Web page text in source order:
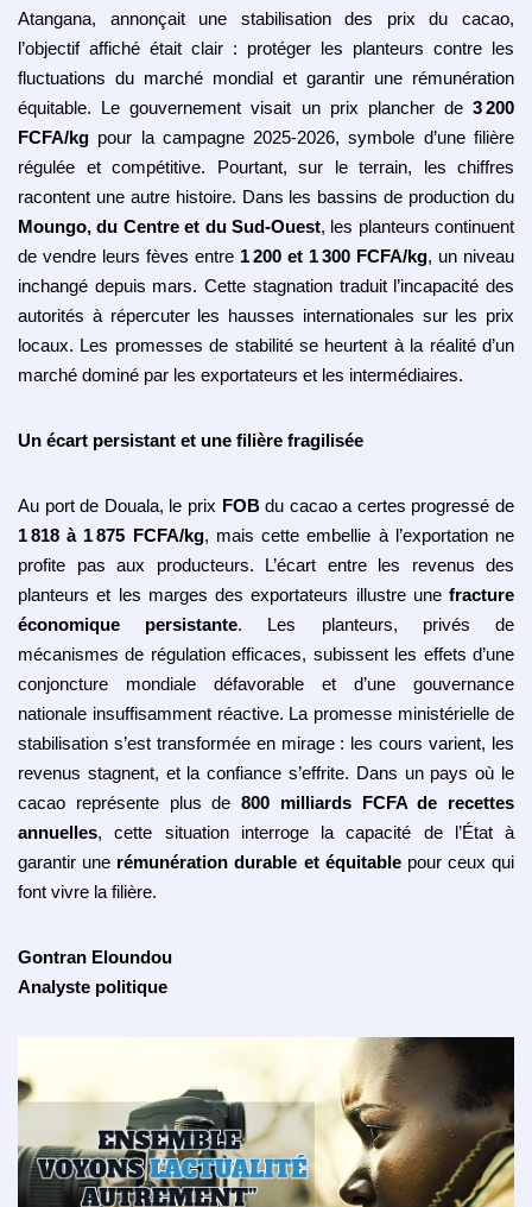
Atangana, annonçait une stabilisation des prix du cacao,
l’objectif affiché était clair : protéger les planteurs contre les
fluctuations du marché mondial et garantir une rémunération
équitable. Le gouvernement visait un prix plancher de 3200
FCFA/kg pour la campagne 2025‑2026, symbole d’une filière
régulée et compétitive. Pourtant, sur le terrain, les chiffres
racontent une autre histoire. Dans les bassins de production du
Moungo, du Centre et du Sud-Ouest, les planteurs continuent
de vendre leurs fèves entre 1200 et 1300 FCFA/kg, un niveau
inchangé depuis mars. Cette stagnation traduit l’incapacité des
autorités à répercuter les hausses internationales sur les prix
locaux. Les promesses de stabilité se heurtent à la réalité d’un
marché dominé par les exportateurs et les intermédiaires.
Un écart persistant et une filière fragilisée
Au port de Douala, le prix FOBdu cacao a certes progressé de
1818à1 875 FCFA/kg, mais cette embellie à l’exportation ne
profite pas aux producteurs. L’écart entre les revenus des
planteurs et les marges des exportateurs illustre une fracture
économique persistante. Les planteurs, privés de
mécanismes de régulation efficaces, subissent les effets d’une
conjoncture mondiale défavorable et d’une gouvernance
nationale insuffisamment réactive. La promesse ministérielle de
stabilisation s’est transformée en mirage : les cours varient, les
revenus stagnent, et la confiance s’effrite. Dans un pays où le
cacao représente plus de 800 milliards FCFA de recettes
annuelles, cette situation interroge la capacité de l’État à
garantir une rémunération durable et équitablepour ceux qui
font vivre la filière.
Gontran Eloundou
Analyste politique